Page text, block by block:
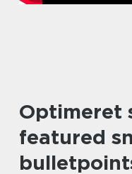
Optimeret
featured